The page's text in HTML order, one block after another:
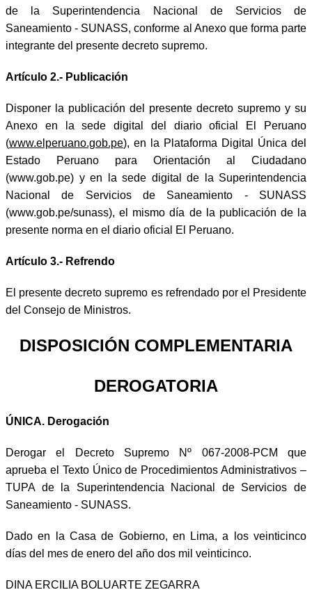
de la Superintendencia Nacional de Servicios de
Saneamiento - SUNASS, conforme al Anexo que forma parte
integrante del presente decreto supremo.
Artículo 2.- Publicación
Disponer la publicación del presente decreto supremo y su
Anexo en la sede digital del diario oficial El Peruano
(www.elperuano.gob.pe), en la Plataforma Digital Única del
Estado Peruano para Orientación al Ciudadano
(www.gob.pe) y en la sede digital de la Superintendencia
Nacional de Servicios de Saneamiento - SUNASS
(www.gob.pe/sunass), el mismo día de la publicación de la
presente norma en el diario oficial El Peruano.
Artículo 3.- Refrendo
El presente decreto supremo es refrendado por el Presidente
del Consejo de Ministros.
DISPOSICIÓN COMPLEMENTARIA
DEROGATORIA
ÚNICA. Derogación
Derogar el Decreto Supremo Nº 067-2008-PCM que
aprueba el Texto Único de Procedimientos Administrativos –
TUPA de la Superintendencia Nacional de Servicios de
Saneamiento - SUNASS.
Dado en la Casa de Gobierno, en Lima, a los veinticinco
días del mes de enero del año dos mil veinticinco.
DINA ERCILIA BOLUARTE ZEGARRA